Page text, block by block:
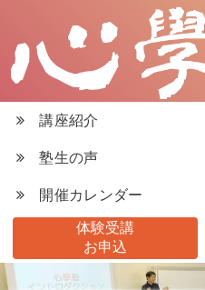
講座紹介
塾生の声
開催カレンダー
体験受講
お申込